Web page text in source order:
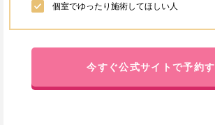
個室でゆったり施術してほしい人
今すぐ公式サイトで予約